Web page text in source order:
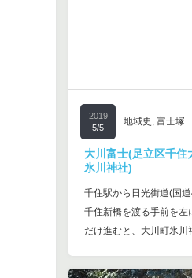
2019
5/5
地域史 , 富士塚
大川富士(足立区千
氷川神社)
千住駅から日光街道(国
千住新橋を渡る手前を左
だけ進むと、大川町氷
3/20
猫実の富士塚(浦安市
社)
した。 [mappress
は猫実富士と呼ばれる